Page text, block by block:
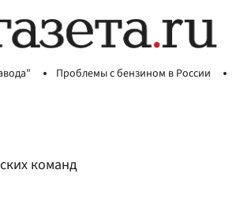
Проблемы с бензином в России
команд